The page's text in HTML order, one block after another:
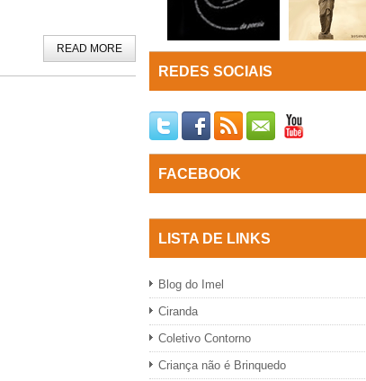
READ MORE
REDES SOCIAIS
FACEBOOK
LISTA DE LINKS
Blog do Imel
Ciranda
Coletivo Contorno
Criança não é Brinquedo